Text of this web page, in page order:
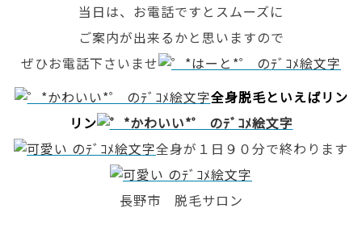
当日は、お電話ですとスムーズに
ご案内が出来るかと思いますので
ぜひお電話下さいませ
全身脱毛といえばリン
リン
全身が１日９０分で終わります
長野市 脱毛サロン